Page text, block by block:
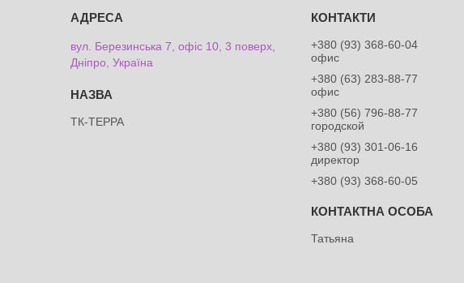
вул. Березинська 7, офіс 10, 3 поверх,
Дніпро, Україна
ТК-ТЕРРА
+380 (93) 368-60-04
офис
+380 (63) 283-88-77
офис
+380 (56) 796-88-77
городской
+380 (93) 301-06-16
директор
+380 (93) 368-60-05
Татьяна